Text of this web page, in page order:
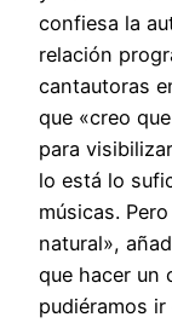
confiesa la
relación
cantautoras
que «creo
para
lo está lo
músicas.
natural»,
que hacer un
pudiéramos